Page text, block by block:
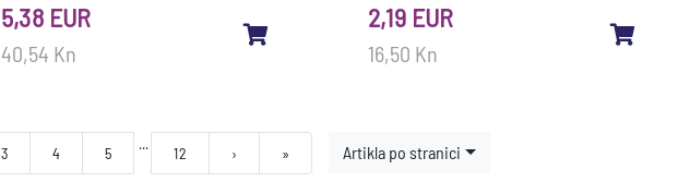
40,54 Kn
5,38 EUR
16,50 Kn
2,19 EUR
3 4 5
...
12 › » Artikla po stranici